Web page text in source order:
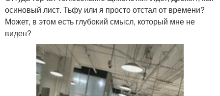
осиновый лист. Тьфу или я просто отстал от времени?
Может, в этом есть глубокий смысл, который мне не
виден?